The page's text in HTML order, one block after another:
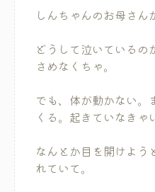
しんちゃんのお母さん
どうして泣いているの
さめなくちゃ。
でも、体が動かない。
くる。起きていなきゃ
なんとか目を開けよう
れていて。